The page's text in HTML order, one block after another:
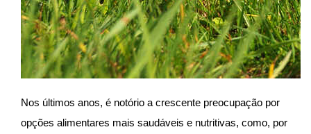
Nos últimos anos, é notório a crescente preocupação por
opções alimentares mais saudáveis e nutritivas, como, por